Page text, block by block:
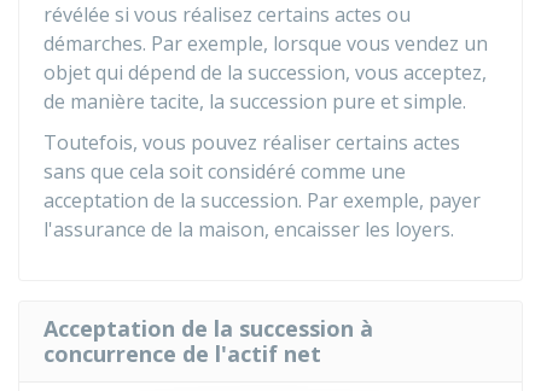
révélée si vous réalisez certains actes ou
démarches. Par exemple, lorsque vous vendez un
objet qui dépend de la succession, vous acceptez,
de manière tacite, la succession pure et simple.
Toutefois, vous pouvez réaliser certains actes
sans que cela soit considéré comme une
acceptation de la succession. Par exemple, payer
l'assurance de la maison, encaisser les loyers.
Acceptation de la succession à
concurrence de l'actif net